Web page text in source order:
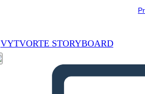
VYTVORTE STORYBOARD